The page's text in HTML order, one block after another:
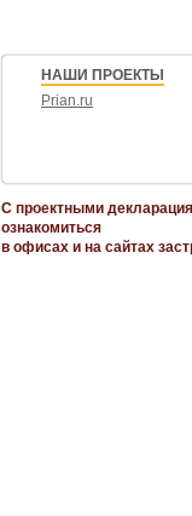
НАШИ ПРОЕКТЫ
Prian.ru
С проектными
ознакомиться
в офисах и на сайтах